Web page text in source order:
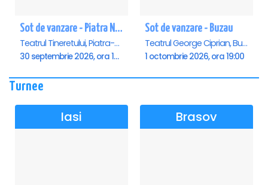
Sot de vanzare - Piatra Neamt
Teatrul Tineretului, Piatra-Neamt
30 septembrie 2026, ora 19:00
Sot de vanzare - Buzau
Teatrul George Ciprian, Buzau
1 octombrie 2026, ora 19:00
Turnee
Iasi Brasov